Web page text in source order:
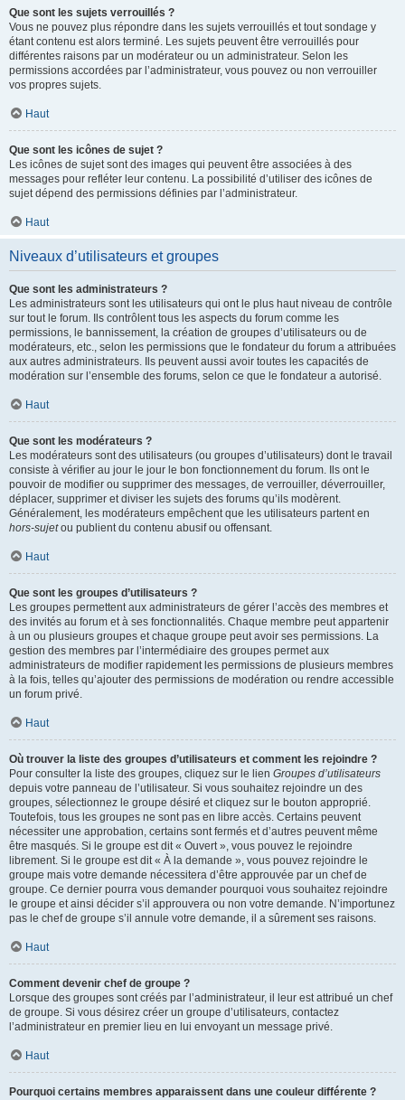
Que sont les sujets verrouillés ?
Vous ne pouvez plus répondre dans les sujets verrouillés et tout sondage y
étant contenu est alors terminé. Les sujets peuvent être verrouillés pour
différentes raisons par un modérateur ou un administrateur. Selon les
permissions accordées par l’administrateur, vous pouvez ou non verrouiller
vos propres sujets.
Haut
Que sont les icônes de sujet ?
Les icônes de sujet sont des images qui peuvent être associées à des
messages pour refléter leur contenu. La possibilité d’utiliser des icônes de
sujet dépend des permissions définies par l’administrateur.
Haut
Niveaux d’utilisateurs et groupes
Que sont les administrateurs ?
Les administrateurs sont les utilisateurs qui ont le plus haut niveau de contrôle
sur tout le forum. Ils contrôlent tous les aspects du forum comme les
permissions, le bannissement, la création de groupes d’utilisateurs ou de
modérateurs, etc., selon les permissions que le fondateur du forum a attribuées
aux autres administrateurs. Ils peuvent aussi avoir toutes les capacités de
modération sur l’ensemble des forums, selon ce que le fondateur a autorisé.
Haut
Que sont les modérateurs ?
Les modérateurs sont des utilisateurs (ou groupes d’utilisateurs) dont le travail
consiste à vérifier au jour le jour le bon fonctionnement du forum. Ils ont le
pouvoir de modifier ou supprimer des messages, de verrouiller, déverrouiller,
déplacer, supprimer et diviser les sujets des forums qu’ils modèrent.
Généralement, les modérateurs empêchent que les utilisateurs partent en
hors-sujetou publient du contenu abusif ou offensant.
Haut
Que sont les groupes d’utilisateurs ?
Les groupes permettent aux administrateurs de gérer l’accès des membres et
des invités au forum et à ses fonctionnalités. Chaque membre peut appartenir
à un ou plusieurs groupes et chaque groupe peut avoir ses permissions. La
gestion des membres par l’intermédiaire des groupes permet aux
administrateurs de modifier rapidement les permissions de plusieurs membres
à la fois, telles qu’ajouter des permissions de modération ou rendre accessible
un forum privé.
Haut
Où trouver la liste des groupes d’utilisateurs et comment les rejoindre ?
Pour consulter la liste des groupes, cliquez sur le lien Groupes d’utilisateurs
depuis votre panneau de l’utilisateur. Si vous souhaitez rejoindre un des
groupes, sélectionnez le groupe désiré et cliquez sur le bouton approprié.
Toutefois, tous les groupes ne sont pas en libre accès. Certains peuvent
nécessiter une approbation, certains sont fermés et d’autres peuvent même
être masqués. Si le groupe est dit « Ouvert », vous pouvez le rejoindre
librement. Si le groupe est dit « À la demande », vous pouvez rejoindre le
groupe mais votre demande nécessitera d’être approuvée par un chef de
groupe. Ce dernier pourra vous demander pourquoi vous souhaitez rejoindre
le groupe et ainsi décider s’il approuvera ou non votre demande. N’importunez
pas le chef de groupe s’il annule votre demande, il a sûrement ses raisons.
Haut
Comment devenir chef de groupe ?
Lorsque des groupes sont créés par l’administrateur, il leur est attribué un chef
de groupe. Si vous désirez créer un groupe d’utilisateurs, contactez
l’administrateur en premier lieu en lui envoyant un message privé.
Haut
Pourquoi certains membres apparaissent dans une couleur différente ?